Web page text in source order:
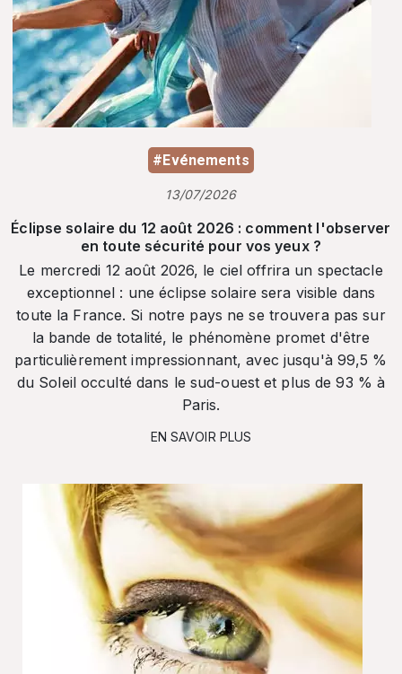
#Evénements
13/07/2026
Éclipse solaire du 12 août 2026 : comment l'observer
en toute sécurité pour vos yeux ?
Le mercredi 12 août 2026, le ciel offrira un spectacle
exceptionnel : une éclipse solaire sera visible dans
toute la France. Si notre pays ne se trouvera pas sur
la bande de totalité, le phénomène promet d'être
particulièrement impressionnant, avec jusqu'à 99,5 %
du Soleil occulté dans le sud-ouest et plus de 93 % à
Paris.
EN SAVOIR PLUS